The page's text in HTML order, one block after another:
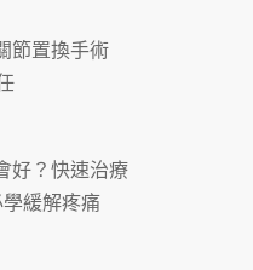
歲男靠「這習
救命
兩例中暑病例：
節置換手術
好？快速治療
緩解疼痛